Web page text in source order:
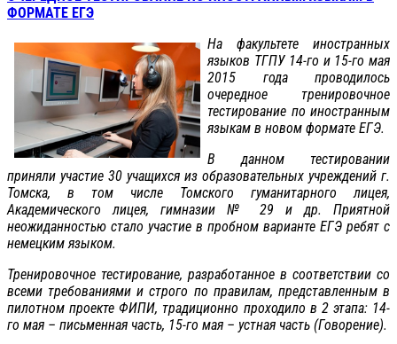
ФОРМАТЕ ЕГЭ
На факультете иностранных
языков ТГПУ 14-го и 15-го мая
2015 года проводилось
очередное тренировочное
тестирование по иностранным
языкам в новом формате ЕГЭ.
В данном тестировании
приняли участие 30 учащихся из образовательных учреждений г.
Томска, в том числе Томского гуманитарного лицея,
Академического лицея, гимназии № 29 и др. Приятной
неожиданностью стало участие в пробном варианте ЕГЭ ребят с
немецким языком.
Тренировочное тестирование, разработанное в соответствии со
всеми требованиями и строго по правилам, представленным в
пилотном проекте ФИПИ, традиционно проходило в 2 этапа: 14-
го мая – письменная часть, 15-го мая – устная часть (Говорение).